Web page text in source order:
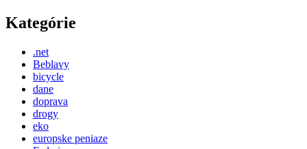
Kategórie
.net
Beblavy
bicycle
dane
doprava
drogy
eko
europske peniaze